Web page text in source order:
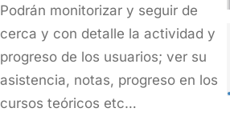
Podrán monitorizar y seguir de
cerca y con detalle la actividad y
progreso de los usuarios; ver su
asistencia, notas, progreso en los
cursos teóricos etc…